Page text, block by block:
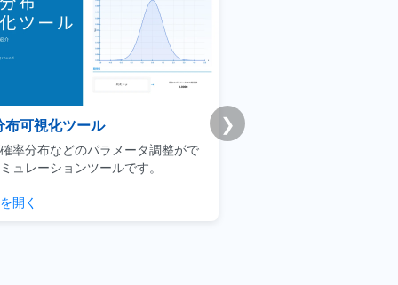
❯
版｜統計学基礎講座
スマンによるデータサイエンスの利
点を当てた実践的な講座です
する